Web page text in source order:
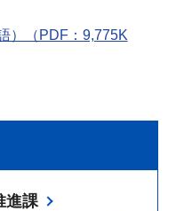
）（PDF：9,775K
進課